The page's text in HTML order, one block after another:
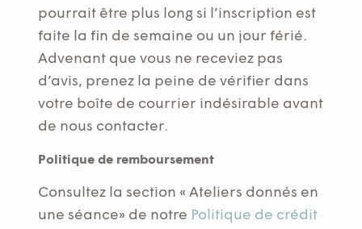
pourrait être plus long si l’inscription est
faite la fin de semaine ou un jour férié.
Advenant que vous ne receviez pas
d’avis, prenez la peine de vérifier dans
votre boîte de courrier indésirable avant
de nous contacter.
Politique de remboursement
Consultez la section « Ateliers donnés en
une séance» de notre Politique de crédit